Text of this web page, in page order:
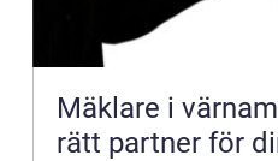
Mäklare i värnamo så hittar
rätt partner för